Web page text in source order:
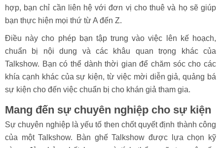
hợp, bạn chỉ cần liên hệ với đơn vị cho thuê và họ sẽ giúp
bạn thực hiện mọi thứ từ A đến Z.
Điều này cho phép bạn tập trung vào việc lên kế hoạch,
chuẩn bị nội dung và các khâu quan trọng khác của
Talkshow. Bạn có thể dành thời gian để chăm sóc cho các
khía cạnh khác của sự kiện, từ việc mời diễn giả, quảng bá
sự kiện cho đến việc chuẩn bị cho khán giả tham gia.
Mang đến sự chuyên nghiệp cho sự kiện
Sự chuyên nghiệp là yếu tố then chốt quyết định thành công
của một Talkshow. Bàn ghế Talkshow được lựa chọn kỹ